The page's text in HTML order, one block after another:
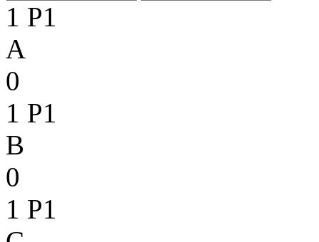
1 P1
A
0
1 P1
B
0
1 P1